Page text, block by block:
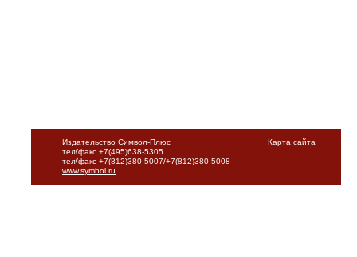
Карта сайта
Издательство Символ-Плюс
тел/факс +7(495)638-5305
тел/факс +7(812)380-5007/+7(812)380-5008
www.symbol.ru